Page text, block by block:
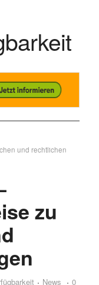
und rechtlichen
zu
News
0